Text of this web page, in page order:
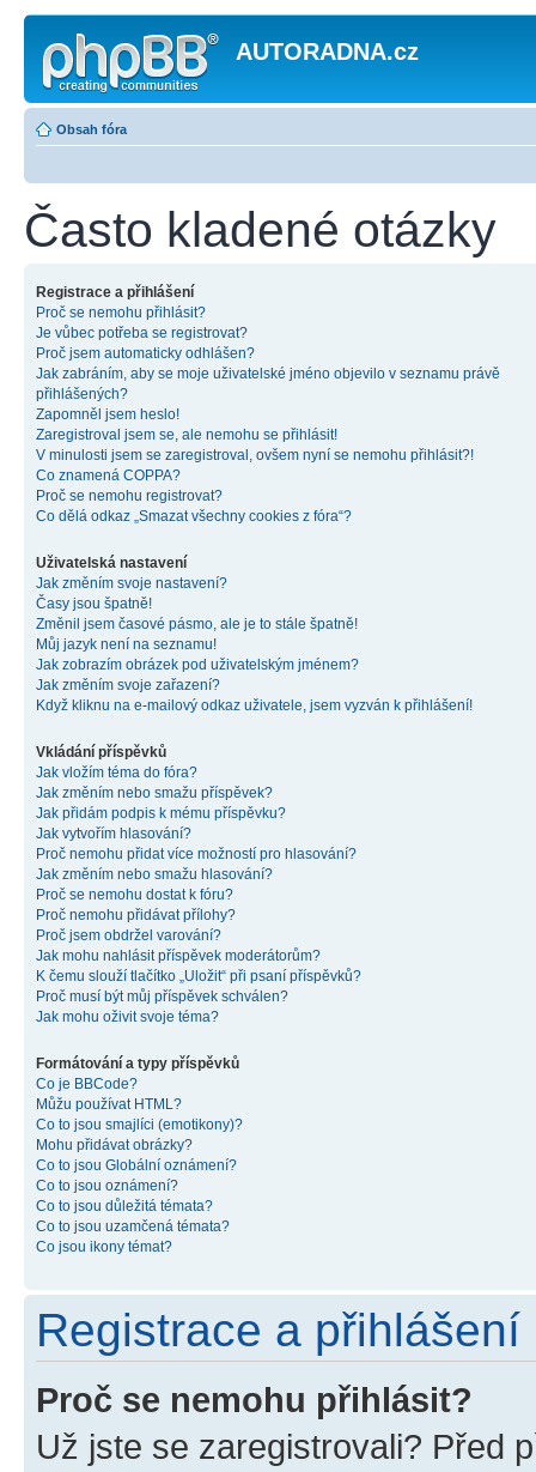
AUTORADNA.cz
Obsah fóra
Často kladené otázky
Registrace a přihlášení
Proč se nemohu přihlásit?
Je vůbec potřeba se registrovat?
Proč jsem automaticky odhlášen?
Jak zabráním, aby se moje uživatelské jméno objevilo v seznamu právě
přihlášených?
Zapomněl jsem heslo!
Zaregistroval jsem se, ale nemohu se přihlásit!
V minulosti jsem se zaregistroval, ovšem nyní se nemohu přihlásit?!
Co znamená COPPA?
Proč se nemohu registrovat?
Co dělá odkaz „Smazat všechny cookies z fóra“?
Uživatelská nastavení
Jak změním svoje nastavení?
Časy jsou špatně!
Změnil jsem časové pásmo, ale je to stále špatně!
Můj jazyk není na seznamu!
Jak zobrazím obrázek pod uživatelským jménem?
Jak změním svoje zařazení?
Když kliknu na e-mailový odkaz uživatele, jsem vyzván k přihlášení!
Vkládání příspěvků
Jak vložím téma do fóra?
Jak změním nebo smažu příspěvek?
Jak přidám podpis k mému příspěvku?
Jak vytvořím hlasování?
Proč nemohu přidat více možností pro hlasování?
Jak změním nebo smažu hlasování?
Proč se nemohu dostat k fóru?
Proč nemohu přidávat přílohy?
Proč jsem obdržel varování?
Jak mohu nahlásit příspěvek moderátorům?
K čemu slouží tlačítko „Uložit“ při psaní příspěvků?
Proč musí být můj příspěvek schválen?
Jak mohu oživit svoje téma?
Formátování a typy příspěvků
Co je BBCode?
Můžu používat HTML?
Co to jsou smajlíci (emotikony)?
Mohu přidávat obrázky?
Co to jsou Globální oznámení?
Co to jsou oznámení?
Co to jsou důležitá témata?
Co to jsou uzamčená témata?
Co jsou ikony témat?
Registrace a přihlášení
Proč se nemohu přihlásit?
Už jste se zaregistrovali? Před